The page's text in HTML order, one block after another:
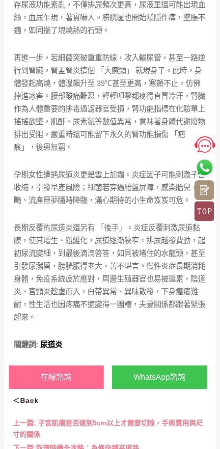
存尿液功能紊亂，不僅排尿頻次更高，尿液里還可能出現血
絲，血尿乍現，著實嚇人。膀胱區也開始隱隱作痛，墜脹不
適，如同揣了塊燒熱的石頭。
再進一步，若細菌突破重重防線，攻入輸尿管，甚至一路逆
行到腎臟，腎盂腎炎這個 「大魔頭」 就現身了。此時，身
體發起高燒，體溫飆升至 39℃甚至更高，寒顫不止，仿佛
掉進冰窖。腰部酸痛難忍，輕輕叩擊都疼得直冒冷汗，腎臟
作為人體重要的排毒過濾器官受損，腎功能指標在化驗單上
搖搖欲墜，肌酐、尿素氮等數值異常，意味著身體代謝廢物
排出受阻，嚴重時還可能留下永久的腎功能損傷 「疤
痕」，後患無窮。
孕期女性遭遇尿道炎更是雪上加霜。炎症因子可能刺激子宮
收縮，引發早產風險；細菌若穿過胎盤屏障，感染胎兒，致
畸、流產噩夢隨時降臨，滿心期待的小生命岌岌可危。
長期反覆的尿道炎還另有 「後手」。炎症反覆刺激尿道黏
膜，使其增生、纖維化，尿道逐漸狹窄，排尿越發費勁，起
初尿流變細，到最後滴滴答答，如同被堵住的水龍頭，甚至
引發尿瀦留，膀胱脹得老大，苦不堪言。慢性炎症長期消耗
身體，免疫系統疲於應對，周邊生殖器官也易被連累，陰道
炎、宮頸炎趁虛而入，白帶異常、異味散發，下身瘙癢難
耐，性生活也因疼痛不適變得一團糟，夫妻關係都跟著緊張
起來。
關鍵詞: 尿道炎
在線諮詢 WhatsApp諮詢
＜Back
上一篇: 子宮肌瘤是否達到5cm以上才需要切除，手術費用與尺
寸的關係